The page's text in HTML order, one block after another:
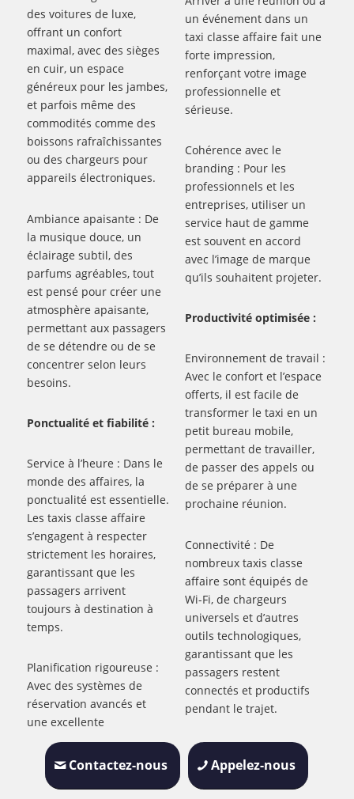
des voitures de luxe,
offrant un confort
maximal, avec des sièges
en cuir, un espace
généreux pour les jambes,
et parfois même des
commodités comme des
boissons rafraîchissantes
ou des chargeurs pour
appareils électroniques.
Ambiance apaisante : De
la musique douce, un
éclairage subtil, des
parfums agréables, tout
est pensé pour créer une
atmosphère apaisante,
permettant aux passagers
de se détendre ou de se
concentrer selon leurs
besoins.
Ponctualité et fiabilité :
Service à l’heure : Dans le
monde des affaires, la
ponctualité est essentielle.
Les taxis classe affaire
s’engagent à respecter
strictement les horaires,
garantissant que les
passagers arrivent
toujours à destination à
temps.
Planification rigoureuse :
Avec des systèmes de
réservation avancés et
une excellente
un événement dans un
taxi classe affaire fait une
forte impression,
renforçant votre image
professionnelle et
sérieuse.
Cohérence avec le
branding : Pour les
professionnels et les
entreprises, utiliser un
service haut de gamme
est souvent en accord
avec l’image de marque
qu’ils souhaitent projeter.
Productivité optimisée :
Environnement de travail :
Avec le confort et l’espace
offerts, il est facile de
transformer le taxi en un
petit bureau mobile,
permettant de travailler,
de passer des appels ou
de se préparer à une
prochaine réunion.
Connectivité : De
nombreux taxis classe
affaire sont équipés de
Wi-Fi, de chargeurs
universels et d’autres
outils technologiques,
garantissant que les
passagers restent
connectés et productifs
pendant le trajet.
Contactez-nous Appelez-nous